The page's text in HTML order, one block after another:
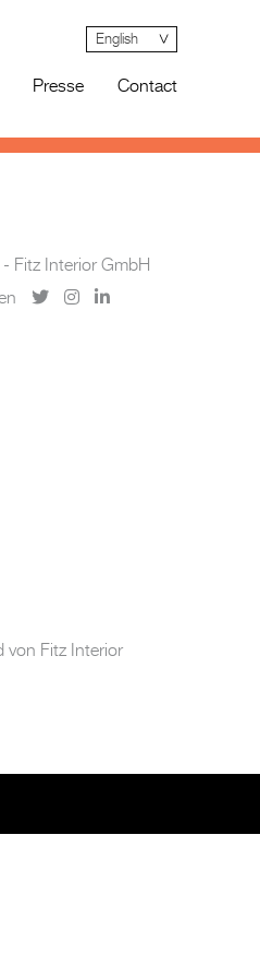
English
Presse Contact
Fitz Interior GmbH
von Fitz Interior